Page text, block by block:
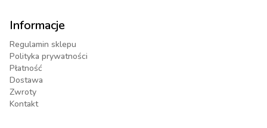
Informacje
Regulamin sklepu
Polityka prywatności
Płatność
Dostawa
Zwroty
Kontakt